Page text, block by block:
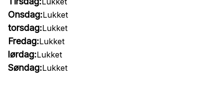
Onsdag:Lukket
torsdag:Lukket
Fredag:Lukket
lørdag:Lukket
Søndag:Lukket